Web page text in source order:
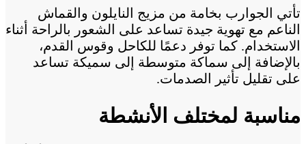
تأتي الجوارب بخامة من مزيج النايلون والقماش
الناعم مع تهوية جيدة تساعد على الشعور بالراحة أثناء
الاستخدام. كما توفر دعمًا للكاحل وقوس القدم،
بالإضافة إلى سماكة متوسطة إلى سميكة تساعد
على تقليل تأثير الصدمات.
مناسبة لمختلف الأنشطة